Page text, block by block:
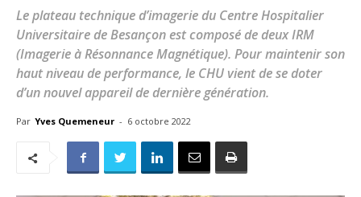
Le plateau technique d’imagerie du Centre Hospitalier
Universitaire de Besançon est composé de deux IRM
(Imagerie à Résonnance Magnétique). Pour maintenir son
haut niveau de performance, le CHU vient de se doter
d’un nouvel appareil de dernière génération.
Par Yves Quemeneur - 6 octobre 2022